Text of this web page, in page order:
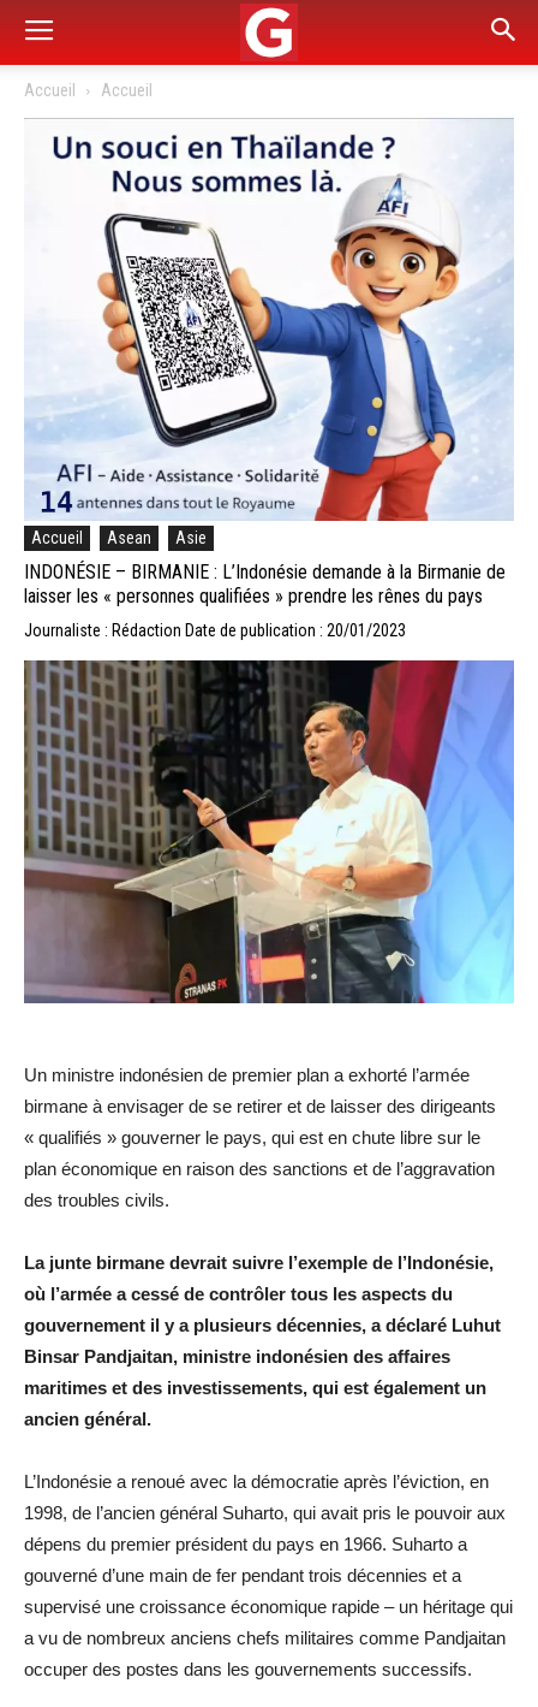
Accueil Accueil
Accueil Asean Asie
INDONÉSIE – BIRMANIE : L’Indonésie demande à la Birmanie de
laisser les « personnes qualifiées » prendre les rênes du pays
Journaliste : Rédaction Date de publication : 20/01/2023
Un ministre indonésien de premier plan a exhorté l’armée
birmane à envisager de se retirer et de laisser des dirigeants
« qualifiés » gouverner le pays, qui est en chute libre sur le
plan économique en raison des sanctions et de l’aggravation
des troubles civils.
La junte birmane devrait suivre l’exemple de l’Indonésie,
où l’armée a cessé de contrôler tous les aspects du
gouvernement il y a plusieurs décennies, a déclaré Luhut
Binsar Pandjaitan, ministre indonésien des affaires
maritimes et des investissements, qui est également un
ancien général.
L’Indonésie a renoué avec la démocratie après l’éviction, en
1998, de l’ancien général Suharto, qui avait pris le pouvoir aux
dépens du premier président du pays en 1966. Suharto a
gouverné d’une main de fer pendant trois décennies et a
supervisé une croissance économique rapide – un héritage qui
a vu de nombreux anciens chefs militaires comme Pandjaitan
occuper des postes dans les gouvernements successifs.